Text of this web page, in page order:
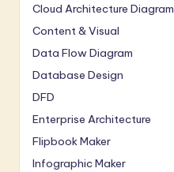
Cloud Architecture Diagram
Content & Visual
Data Flow Diagram
Database Design
DFD
Enterprise Architecture
Flipbook Maker
Infographic Maker